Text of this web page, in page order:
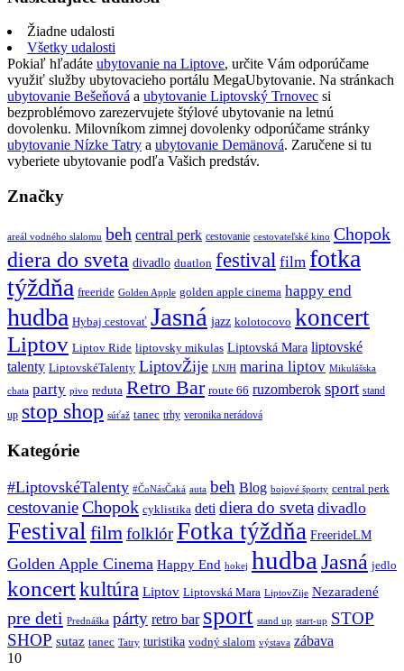
Žiadne udalosti
Všetky udalosti
Pokiaľ hľadáte ubytovanie na Liptove, určite Vám odporúčame
využiť služby ubytovacieho portálu MegaUbytovanie. Na stránkach
ubytovanie Bešeňová a ubytovanie Liptovský Trnovec si
bezproblémovo zarezervujete štýlové ubytovanie na letnú
dovolenku. Milovníkom zimnej dovolenky odporúčame stránky
ubytovanie Nízke Tatry a ubytovanie Demänová. Zaručene si tu
vyberiete ubytovanie podľa Vašich predstáv.
Značky
areál vodného slalomu beh central perk cestovanie cestovateľské kino Chopok
diera do sveta divadlo duatlon festival film fotka
týždňa freeride Golden Apple golden apple cinema happy end
hudba Hybaj cestovať Jasná jazz kolotocovo koncert
Liptov Liptov Ride liptovsky mikulas Liptovská Mara liptovské
talenty LiptovskéTalenty LiptovŽije LNJH marina liptov Mikulášska
chata party pivo reduta Retro Bar route 66 ruzomberok sport stand
up stop shop súťaž tanec trhy veronika nerádová
Kategórie
#LiptovskéTalenty #ČoNásČaká auta beh Blog bojové športy central perk
cestovanieChopok cyklistika deti diera do sveta divadlo
Festival filmfolklórFotka týždňa FreerideLM
Golden Apple Cinema Happy End hokej hudba Jasná jedlo
koncertkultúra Liptov Liptovská Mara LiptovZije Nezaradené
pre deti Prednáška párty retro bar sport stand up start-up STOP
SHOP sutaz tanec Tatry turistika vodný slalom výstava zábava
10